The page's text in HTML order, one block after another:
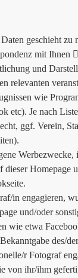
geschieht zu
mit Ihnen 
und
relevanten
wie
etc). Je nach
ggf. Verein,
Werbezwecke,
Homepage
in engagieren,
und/oder
wie etwa
des/
r Fotograf
von ihr/ihm